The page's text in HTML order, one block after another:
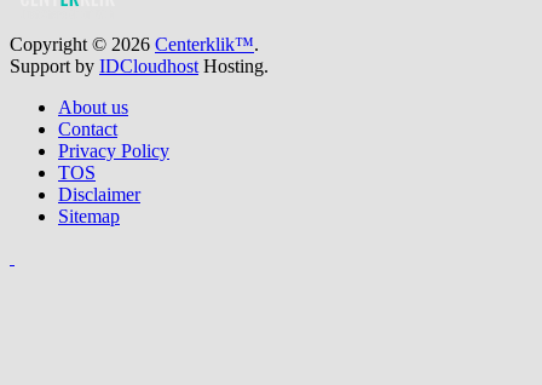
Copyright © 2026 Centerklik™.
Support by IDCloudhost Hosting.
About us
Contact
Privacy Policy
TOS
Disclaimer
Sitemap